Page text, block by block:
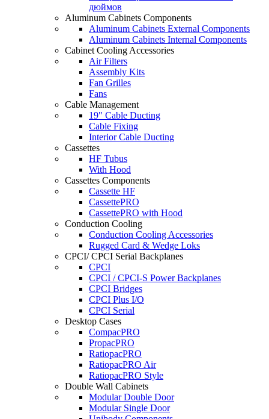
дюймов
Aluminum Cabinets Components
Aluminum Cabinets External Components
Aluminum Cabinets Internal Components
Cabinet Cooling Accessories
Air Filters
Assembly Kits
Fan Grilles
Fans
Cable Management
19" Cable Ducting
Cable Fixing
Interior Cable Ducting
Cassettes
HF Tubus
With Hood
Cassettes Components
Cassette HF
CassettePRO
CassettePRO with Hood
Conduction Cooling
Conduction Cooling Accessories
Rugged Card & Wedge Loks
CPCI/ CPCI Serial Backplanes
CPCI
CPCI / CPCI-S Power Backplanes
CPCI Bridges
CPCI Plus I/O
CPCI Serial
Desktop Cases
CompacPRO
PropacPRO
RatiopacPRO
RatiopacPRO Air
RatiopacPRO Style
Double Wall Cabinets
Modular Double Door
Modular Single Door